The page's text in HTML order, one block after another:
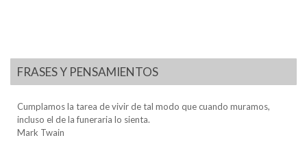
FRASES Y PENSAMIENTOS
Cumplamos la tarea de vivir de tal modo que cuando muramos,
incluso el de la funeraria lo sienta.
Mark Twain